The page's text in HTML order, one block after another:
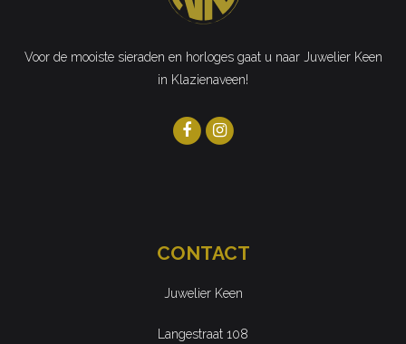
Voor de mooiste sieraden en horloges gaat u naar Juwelier Keen
in Klazienaveen!
CONTACT
Juwelier Keen
Langestraat 108